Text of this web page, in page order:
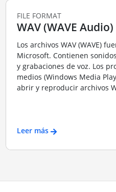
FILE FORMAT
WAV (WAVE Audio)
Los archivos WAV (WAVE)
Microsoft. Contienen
y grabaciones de voz. Los
medios (Windows Media
abrir y reproducir archivos
Leer más